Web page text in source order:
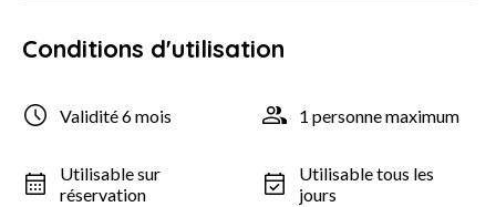
Conditions d'utilisation
Validité 6 mois 1 personne maximum
Utilisable sur
réservation
Utilisable tous les
jours